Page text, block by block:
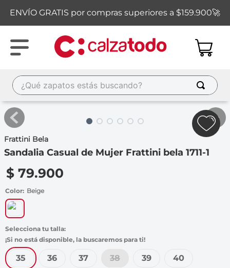
ENVÍO GRATIS por compras superiores a $159.900🚀
¿Qué zapatos estás buscando?
Frattini Bela
Sandalia Casual de Mujer Frattini bela 1711-1
$ 79.900
Color Beige
35 36 37 38 39 40
TÉRMINOS MÁS BUSCADOS
1 .
2.
sandalias
3.
carolina cruz
.
ipanema
5.
tacones
7.
throwing
8.
skechers
cartago